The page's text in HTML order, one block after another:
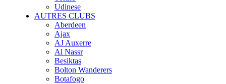
Udinese
AUTRES CLUBS
Aberdeen
Ajax
AJ Auxerre
Al Nassr
Besiktas
Bolton Wanderers
Botafogo